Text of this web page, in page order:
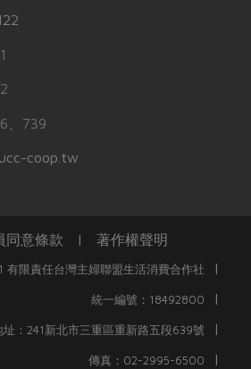
、739
coop.tw
同意條款 | 著作權聲明
有限責任台灣主婦聯盟生活消費合作社 |
統一編號：18492800 |
址：241新北市三重區重新路五段639號 |
傳真：02-2995-6500 |